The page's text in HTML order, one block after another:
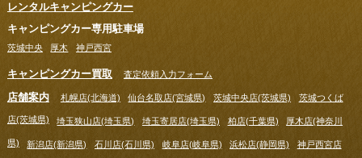
レンタルキャンピングカー
キャンピングカー専用駐車場
茨城中央 厚木 神戸西宮
キャンピングカー買取 査定依頼入力フォーム
店舗案内 札幌店(北海道) 仙台名取店(宮城県) 茨城中央店(茨城県) 茨城つくば
店(茨城県) 埼玉狭山店(埼玉県) 埼玉寄居店(埼玉県) 柏店(千葉県) 厚木店(神奈川
県) 新潟店(新潟県) 石川店(石川県) 岐阜店(岐阜県) 浜松店(静岡県) 神戸西宮店